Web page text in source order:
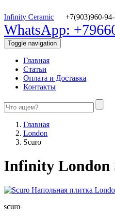
Infinity Ceramic +7(903)960-
WhatsApp:
Toggle navigation
Главная
Статьи
Оплата и Доставка
Контакты
Главная
London
Scuro
Infinity London
scuro